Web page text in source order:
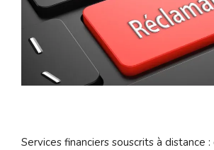
Services financiers souscrits à distance